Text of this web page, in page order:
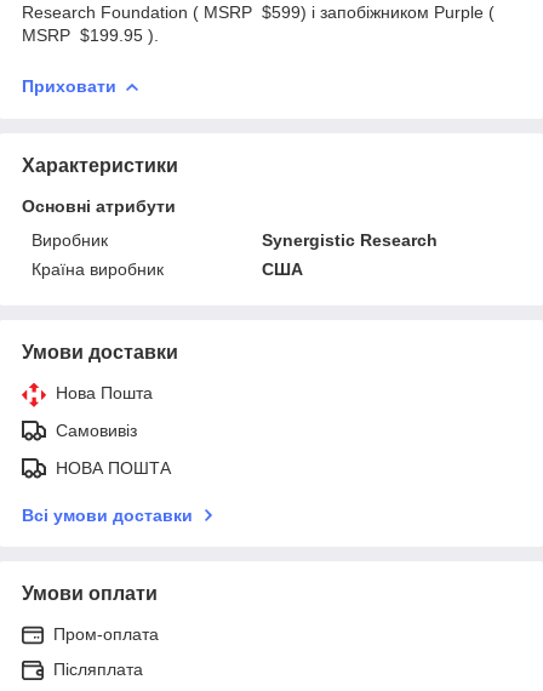
Research Foundation ( MSRP $599) і запобіжником Purple (
MSRP $199.95 ).
Приховати
Характеристики
Основні атрибути
Виробник
Synergistic Research
Країна виробник
США
Умови доставки
Нова Пошта
Самовивіз
НОВА ПОШТА
Всі умови доставки
Умови оплати
Пром-оплата
Післяплата